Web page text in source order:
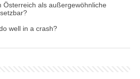
Österreich als außergewöhnliche
well in a crash?